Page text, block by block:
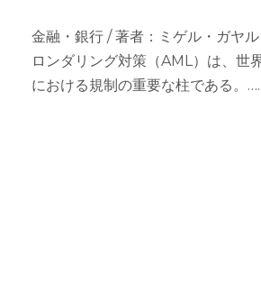
金融・銀行 / 著者：ミゲル・ガヤ
ロンダリング対策（AML）は、世
における規制の重要な柱である。